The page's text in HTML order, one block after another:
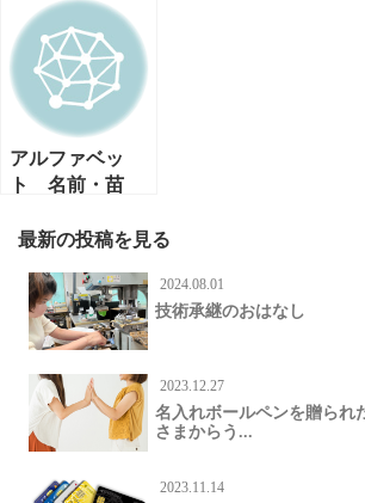
アルファベッ
ト 名前・苗
先？
最新の投稿を見る
2024.08.01
技術承継のおはなし
2023.12.27
名入れボールペンを贈られ
さまからう...
2023.11.14